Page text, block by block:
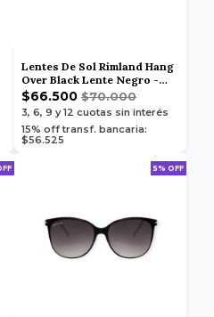
Lentes De Sol Rimland Hang
Over Black Lente Negro -
8400
$66.500 $70.000
3, 6, 9 y 12 cuotas sin interés
15% off transf. bancaria:
$56.525
5% OFF